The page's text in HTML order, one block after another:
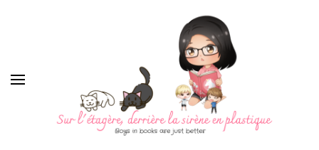
Sur l'étagère, derrière la
sirène en plastique